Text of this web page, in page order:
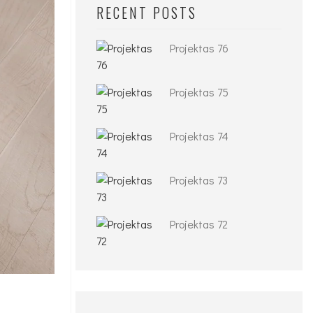
RECENT POSTS
Projektas 76
Projektas 75
Projektas 74
Projektas 73
Projektas 72